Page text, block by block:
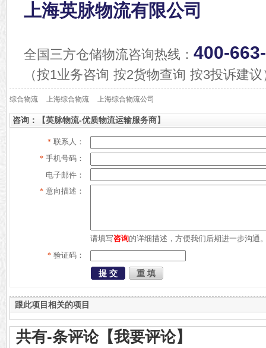
上海英脉物流有限公司
全国三方仓储物流咨询热线： 400-
（按1业务咨询 按2货物查询 按3投诉建议
综合物流 上海综合物流 上海综合物流公司
咨询：【英脉物流-优质物流运输服务商】
* 联系人：
* 手机号码：
电子邮件：
* 意向描述：
请填写咨询的详细描述，方便我们后期进一步沟通
* 验证码：
跟此项目相关的项目
共有-条评论【我要评论】